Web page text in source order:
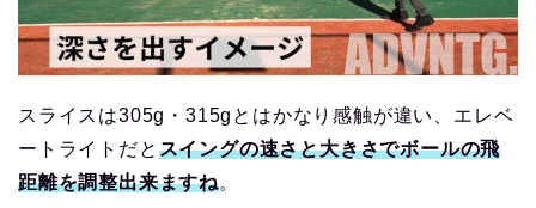
スライスは305g・315gとはかなり感触が違い、エレベ
ートライトだと スイングの速さと大きさでボールの飛
距離を調整出来ますね。